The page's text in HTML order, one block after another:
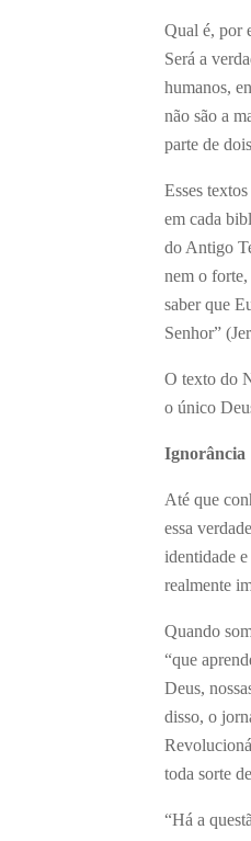
Qual é, por
Será a
humanos,
não são a
parte de
Esses
em cada
do Antigo
nem o forte,
saber que
Senhor”
O texto do
o único
Ignorância
Até que
essa
identidade
realmente
Quando
“que
Deus,
disso, o
toda sorte
“Há a